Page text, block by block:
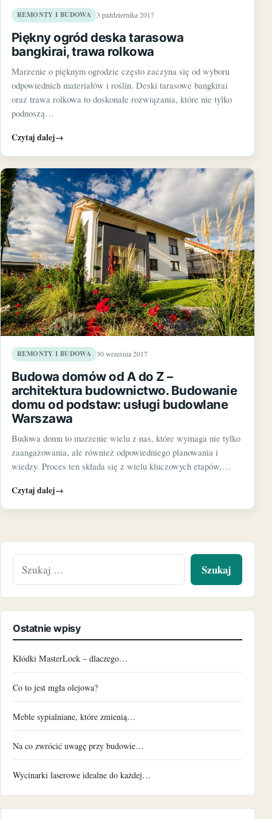
REMONTY I BUDOWA 3 października 2017
Piękny ogród deska tarasowa
bangkirai, trawa rolkowa
Marzenie o pięknym ogrodzie często zaczyna się od wyboru
odpowiednich materiałów i roślin. Deski tarasowe bangkirai
oraz trawa rolkowa to doskonałe rozwiązania, które nie tylko
podnoszą…
Czytaj dalej→
REMONTY I BUDOWA 30 września 2017
Budowa domów od A do Z –
architektura budownictwo. Budowanie
domu od podstaw: usługi budowlane
Warszawa
Budowa domu to marzenie wielu z nas, które wymaga nie tylko
zaangażowania, ale również odpowiedniego planowania i
wiedzy. Proces ten składa się z wielu kluczowych etapów,…
Czytaj dalej→
Ostatnie wpisy
Kłódki MasterLock – dlaczego…
Co to jest mgła olejowa?
Meble sypialniane, które zmienią…
Na co zwrócić uwagę przy budowie…
Wycinarki laserowe idealne do każdej…